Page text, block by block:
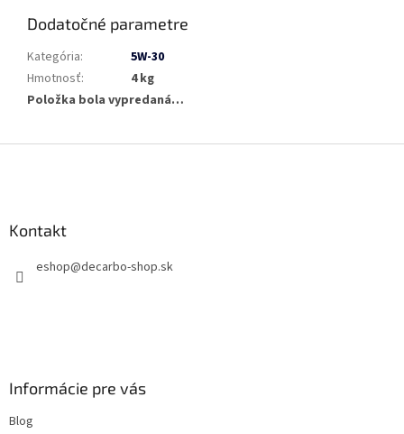
Dodatočné parametre
Kategória:
5W-30
Hmotnosť:
4 kg
Položka bola vypredaná…
Kontakt
eshop@decarbo-shop.sk
Informácie pre vás
Blog